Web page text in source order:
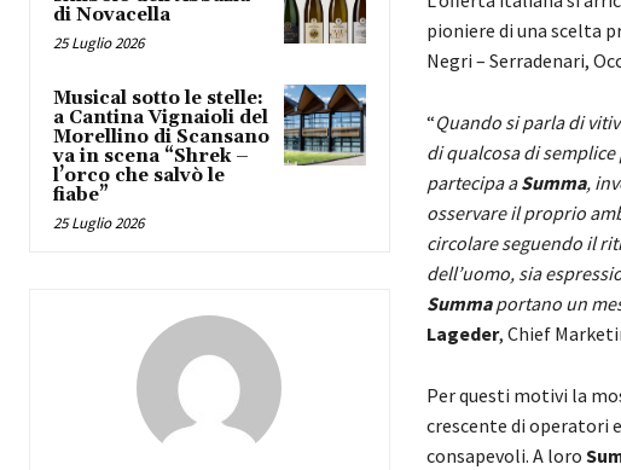
di Novacella
25 Luglio 2026
Musical sotto le stelle:
a Cantina Vignaioli del
Morellino di Scansano
va in scena “Shrek –
l’orco che salvò le
fiabe”
25 Luglio 2026
pioniere di una scelta
Negri – Serradenari,
“Quando si parla di
di qualcosa di
partecipa aSumma,
osservare il proprio
circolare seguendo il
dell’uomo, sia
Summaportano un
Lageder, Chief
Per questi motivi la
crescente di operatori
consapevoli. A loro